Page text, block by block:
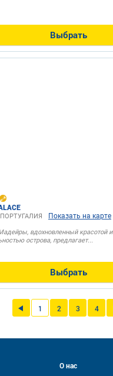
Выбрать
Показать на карте
вдохновленный красотой и
острова, предлагает...
Выбрать
1 2 3 4
О нас